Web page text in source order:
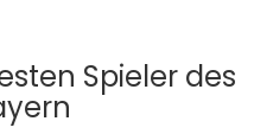
Spieler des